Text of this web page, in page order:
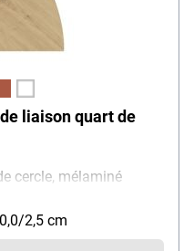
liaison quart de
cercle, mélaminé
2,5 cm